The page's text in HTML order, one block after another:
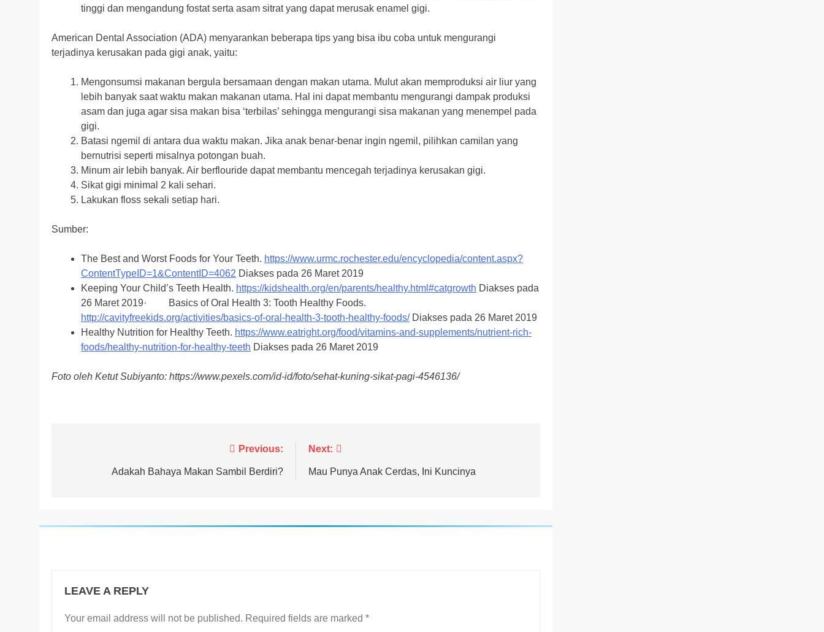
tinggi dan mengandung fostat serta asam sitrat yang dapat merusak enamel gigi.
American Dental Association (ADA) menyarankan beberapa tips yang bisa ibu coba untuk mengurangi
terjadinya kerusakan pada gigi anak, yaitu:
Mengonsumsi makanan bergula bersamaan dengan makan utama. Mulut akan memproduksi air liur yang
lebih banyak saat waktu makan makanan utama. Hal ini dapat membantu mengurangi dampak produksi
asam dan juga agar sisa makan bisa ‘terbilas’ sehingga mengurangi sisa makanan yang menempel pada
gigi.
Batasi ngemil di antara dua waktu makan. Jika anak benar-benar ingin ngemil, pilihkan camilan yang
bernutrisi seperti misalnya potongan buah.
Minum air lebih banyak. Air berflouride dapat membantu mencegah terjadinya kerusakan gigi.
Sikat gigi minimal 2 kali sehari.
Lakukan floss sekali setiap hari.
Sumber:
The Best and Worst Foods for Your Teeth. https://www.urmc.rochester.edu/encyclopedia/content.aspx?
ContentTypeID=1&ContentID=4062 Diakses pada 26 Maret 2019
Keeping Your Child’s Teeth Health. https://kidshealth.org/en/parents/healthy.html#catgrowth Diakses pada
26 Maret 2019· Basics of Oral Health 3: Tooth Healthy Foods.
http://cavityfreekids.org/activities/basics-of-oral-health-3-tooth-healthy-foods/Diakses pada 26 Maret 2019
Healthy Nutrition for Healthy Teeth. https://www.eatright.org/food/vitamins-and-supplements/nutrient-rich-
foods/healthy-nutrition-for-healthy-teeth Diakses pada 26 Maret 2019
Foto oleh Ketut Subiyanto: https://www.pexels.com/id-id/foto/sehat-kuning-sikat-pagi-4546136/
navigation
Previous:
Adakah Bahaya Makan Sambil Berdiri?
Next:
Mau Punya Anak Cerdas, Ini Kuncinya
LEAVE A REPLY
Your email address will not be published. Required fields are marked *